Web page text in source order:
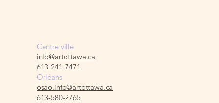
Centre ville
info@artottawa.ca
613-241-7471
Orléans
osao.info@artottawa.ca
613-580-2765